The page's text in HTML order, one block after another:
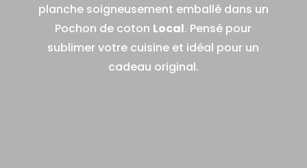
planche soigneusement emballé dans un
Pochon de coton Local. Pensé pour
sublimer votre cuisine et idéal pour un
cadeau original.